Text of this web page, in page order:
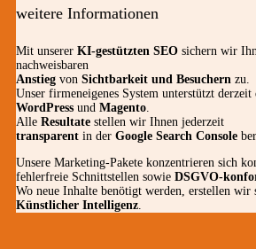
weitere Informationen
Mit unserer KI-gestützten SEO sichern wir
nachweisbaren
Anstieg von Sichtbarkeit und Besuchern zu.
Unser firmeneigenes System unterstützt
WordPress und Magento.
Alle Resultate stellen wir Ihnen jederzeit
transparent in der Google Search Console
Unsere Marketing-Pakete konzentrieren sich
fehlerfreie Schnittstellen sowie DSGVO-
Wo neue Inhalte benötigt werden, erstellen
Künstlicher Intelligenz.